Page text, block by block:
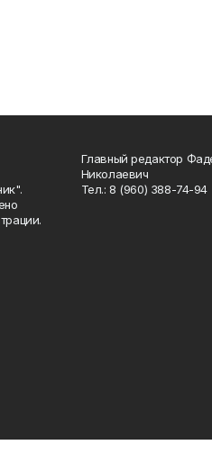
Главный редактор
Николаевич
Тел.: 8 (960) 388-74-94